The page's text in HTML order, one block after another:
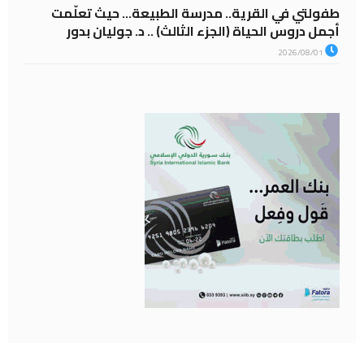
طفولتي في القرية.. مدرسة الطبيعة… حيث تعلّمت
أجمل دروس الحياة (الجزء الثالث) .. د. جوليان بدور